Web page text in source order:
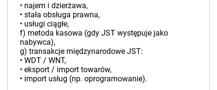
• najem i dzierżawa,
• stała obsługa prawna,
• usługi ciągłe,
f) metoda kasowa (gdy JST występuje jako
nabywca),
g) transakcje międzynarodowe JST:
• WDT / WNT,
• eksport / import towarów,
• import usług (np. oprogramowanie).